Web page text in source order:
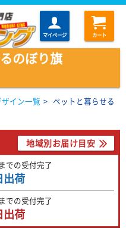
マイページ カート
のぼり旗
イン一覧 > ペットと暮らせる
地域別お届け目安
までの受付完了
出荷
までの受付完了
出荷